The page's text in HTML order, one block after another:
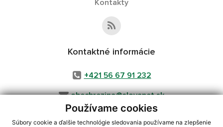
Používame cookies
Súbory cookie a ďalšie technológie sledovania používame na zlepšenie
Kontakty
Kontaktné informácie
+421 56 67 91 232
obecbrezina@slovanet.sk